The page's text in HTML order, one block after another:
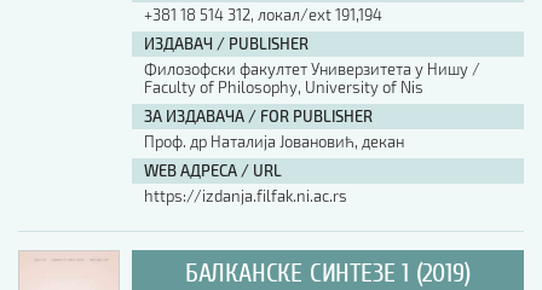
+381 18 514 312, локал/ext 191,194
ИЗДАВАЧ / PUBLISHER
Филозофски факултет Универзитета у Нишу /
Faculty of Philosophy, University of Nis
ЗА ИЗДАВАЧА / FOR PUBLISHER
Проф. др Наталија Јовановић, декан
WEB АДРЕСА / URL
https://izdanja.filfak.ni.ac.rs
БАЛКАНСКЕ СИНТЕЗЕ 1 (2019)